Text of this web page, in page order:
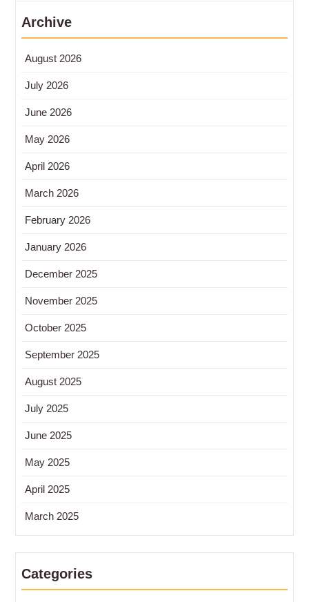
Archive
August 2026
July 2026
June 2026
May 2026
April 2026
March 2026
February 2026
January 2026
December 2025
November 2025
October 2025
September 2025
August 2025
July 2025
June 2025
May 2025
April 2025
March 2025
Categories